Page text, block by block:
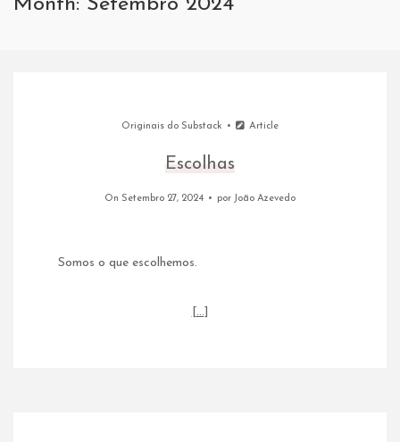
Month: Setembro 2024
Originais do Substack Article
Escolhas
On Setembro 27, 2024 por João Azevedo
Somos o que escolhemos.
[…]